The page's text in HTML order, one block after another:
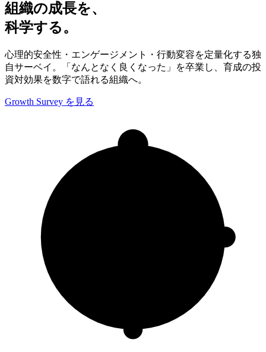
組織の成長を、
科学する。
心理的安全性・エンゲージメント・行動変容を定量化する独
自サーベイ。「なんとなく良くなった」を卒業し、育成の投
資対効果を数字で語れる組織へ。
Growth Survey を見る